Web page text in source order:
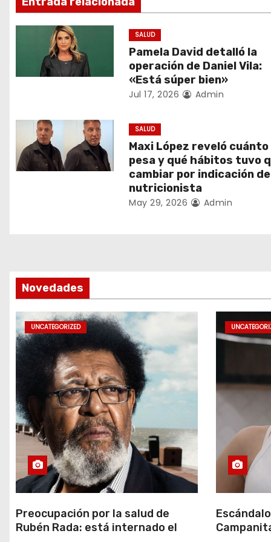
g
c
ó
n
d
t
r
a
d
a
s
SALUD
Pamela David detalló la
operación de Daniel Vila:
«Está súper bien»
Jul 17, 2026 Admin
SALUD
Maxi López reveló cuánto
pesa y qué hábitos tuvo
cambiar por indicación
nutricionista
May 29, 2026 Admin
Novedades
UNCATEGORIZED
Preocupación por la salud de
Rubén Rada: está internado el